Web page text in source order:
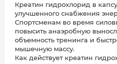
Креатин гидрохлорид в
улучшенного снабжения
Спортсменам во время
повысить анаэробную
объемность тренинга и
мышечную массу.
Как действует креатин